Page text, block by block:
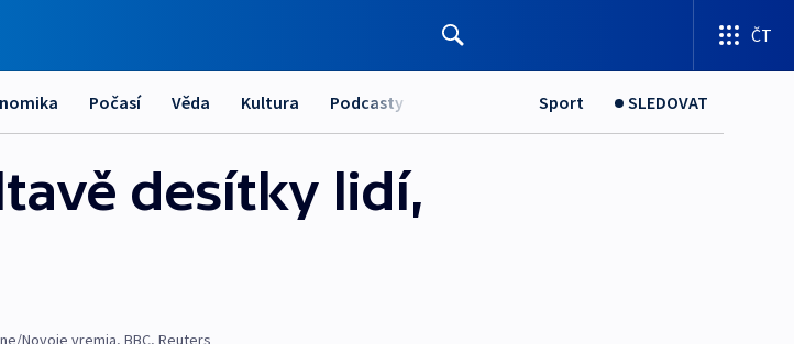
ČT
Počasí Věda Kultura Podcasty Sport SLEDOVAT
desítky lidí,
Novoje vremja, BBC, Reuters